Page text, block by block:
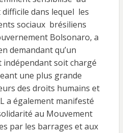
dans lequel les
sociaux brésiliens
Bolsonaro, a
demandant qu’un
soit chargé
une plus grande
des droits humains et
a également manifesté
au Mouvement
par les barrages et aux